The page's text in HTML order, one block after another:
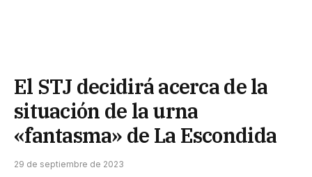
El STJ decidirá acerca de la
situación de la urna
«fantasma» de La Escondida
29 de septiembre de 2023